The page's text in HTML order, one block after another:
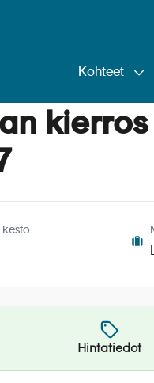
Kohteet
Hintatiedot